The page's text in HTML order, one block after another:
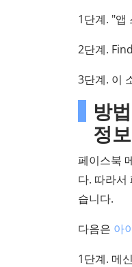
1단계. "앱
2단계.
3단계. 이
방
정
페이스북
다. 따라서
습니다.
다음은 아
1단계. 메